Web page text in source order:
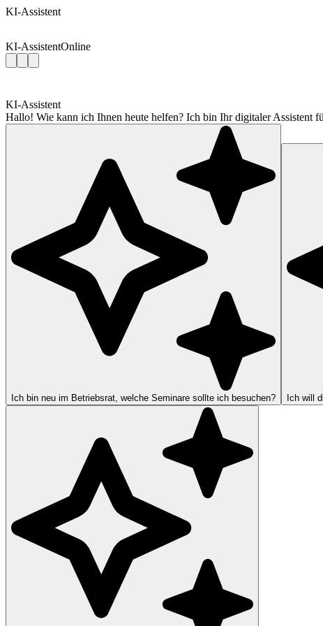
KI-Assistent
KI-AssistentOnline
KI-Assistent
Hallo! Wie kann ich Ihnen heute helfen? Ich bin Ihr digitaler Assistent
Ich bin neu im Betriebsrat, welche Seminare sollte ich besuchen? Ich will